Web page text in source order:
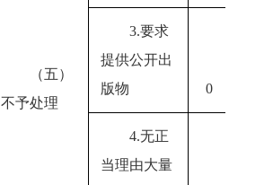
（五）
不予处理
3.要求
提供公开出
版物
0
4.无正
当理由大量